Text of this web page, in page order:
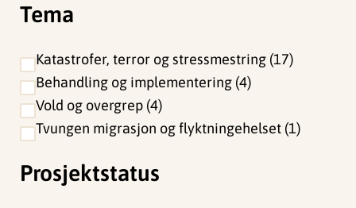
Tema
Katastrofer, terror og stressmestring 17
Behandling og implementering 4
Vold og overgrep 4
Tvungen migrasjon og flyktningehelset 1
Prosjektstatus